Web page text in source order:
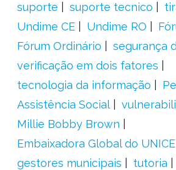
suporte
suporte tecnico
Undime CE
Undime RO
Fórum Ordinário
segurança
verificação em dois fatores
tecnologia da informação
Assistência Social
Millie Bobby Brown
Embaixadora Global do
gestores municipais
tutoria